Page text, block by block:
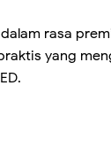
rasa
yang